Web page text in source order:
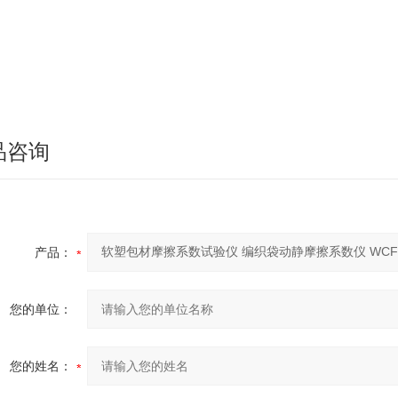
咨询
产品：
您的单位：
您的姓名：